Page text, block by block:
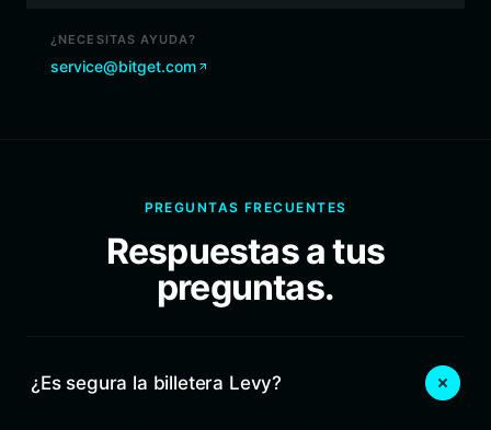
¿NECESITAS AYUDA?
service@bitget.com
PREGUNTAS FRECUENTES
Respuestas a tus
preguntas.
¿Es segura la billetera Levy?